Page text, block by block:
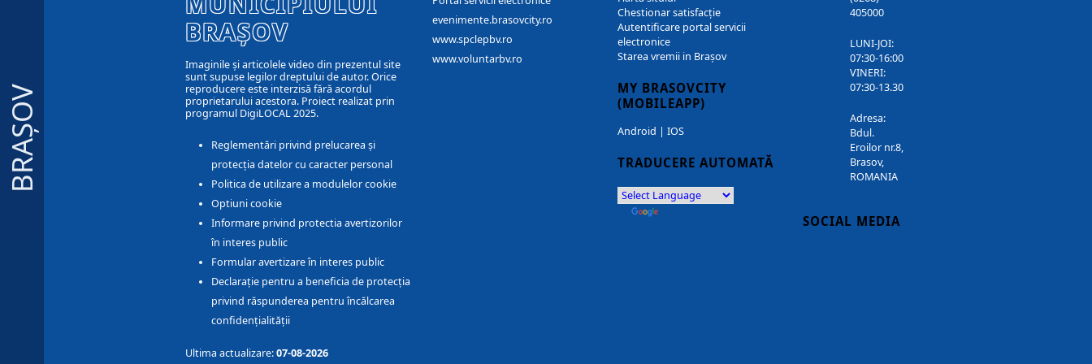
BRAȘOV
BRAȘOV
Imaginile și articolele video din prezentul site
sunt supuse legilor dreptului de autor. Orice
reproducere este interzisă fără acordul
proprietarului acestora. Proiect realizat prin
programul DigiLOCAL 2025.
Reglementări privind prelucarea și
protecția datelor cu caracter personal
Politica de utilizare a modulelor cookie
Optiuni cookie
Informare privind protectia avertizorilor
în interes public
Formular avertizare în interes public
Declarație pentru a beneficia de protecția
privind răspunderea pentru încălcarea
confidențialității
Ultima actualizare:07-08-2026
evenimente.brasovcity.ro
www.spclepbv.ro
www.voluntarbv.ro
Chestionar satisfacție
Autentificare portal servicii
electronice
Starea vremii in Brașov
MY BRASOVCITY
(MOBILEAPP)
Android | IOS
TRADUCERE AUTOMATĂ
405000
LUNI-JOI:
07:30-16:00
VINERI:
07:30-13.30
Adresa:
Bdul.
Eroilor nr.8,
Brasov,
ROMANIA
SOCIAL MEDIA